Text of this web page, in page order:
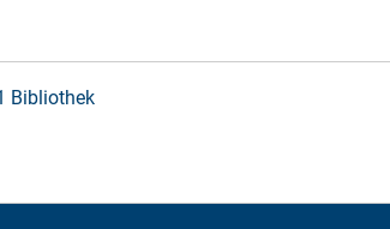
Bibliothek